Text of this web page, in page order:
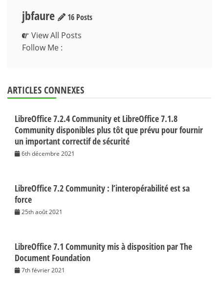
jbfaure
16 Posts
View All Posts
Follow Me :
ARTICLES CONNEXES
LibreOffice 7.2.4 Community et LibreOffice 7.1.8
Community disponibles plus tôt que prévu pour fournir
un important correctif de sécurité
6th décembre 2021
LibreOffice 7.2 Community : l’interopérabilité est sa
force
25th août 2021
LibreOffice 7.1 Community mis à disposition par The
Document Foundation
7th février 2021